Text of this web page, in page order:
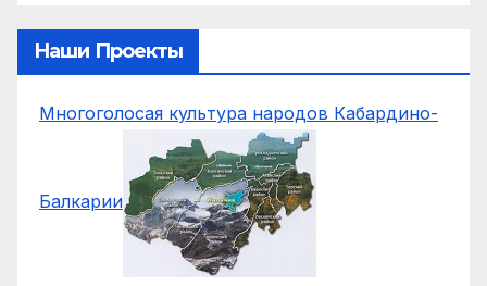
Наши Проекты
Многоголосая культура народов Кабардино-
Балкарии